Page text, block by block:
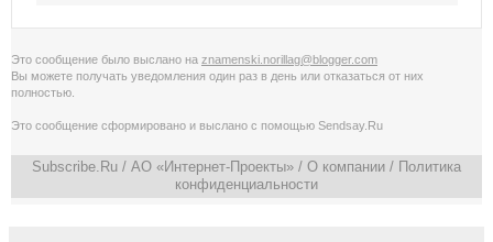
Это сообщение было выслано на znamenski.norillag@blogger.com
Вы можете получать уведомления один раз в день или отказаться от них
полностью
Это сообщение сформировано и выслано с помощью Sendsay.Ru
Subscribe.Ru / АО «Интернет-Проекты» / О компании / Политика
конфиденциальности